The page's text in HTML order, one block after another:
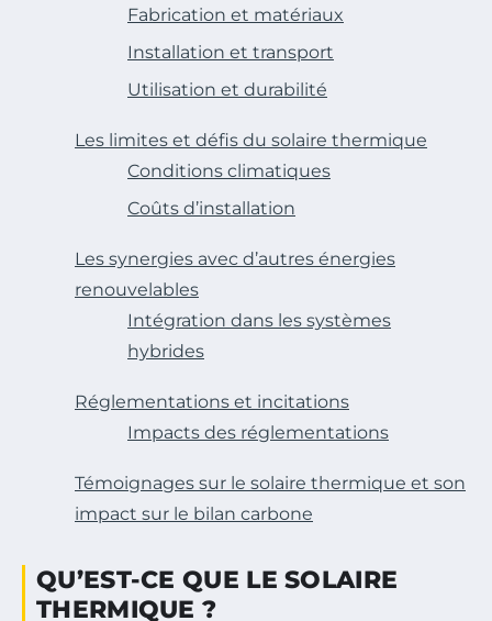
Fabrication et matériaux
Installation et transport
Utilisation et durabilité
Les limites et défis du solaire thermique
Conditions climatiques
Coûts d’installation
Les synergies avec d’autres énergies
renouvelables
Intégration dans les systèmes
hybrides
Réglementations et incitations
Impacts des réglementations
Témoignages sur le solaire thermique et son
impact sur le bilan carbone
QU’EST-CE QUE LE SOLAIRE
THERMIQUE ?